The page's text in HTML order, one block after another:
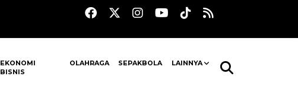
EKONOMI
BISNIS
OLAHRAGA SEPAKBOLA LAINNYA